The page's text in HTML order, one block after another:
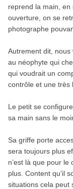
reprend la main,
ouverture, on se
photographe
Autrement dit, nous
au néophyte qui
qui voudrait un
contrôle et une très
Le petit se
sa main sans le
Sa griffe porte
sera toujours plus
n’est là que pour
plus. Content qu’il
situations cela peut